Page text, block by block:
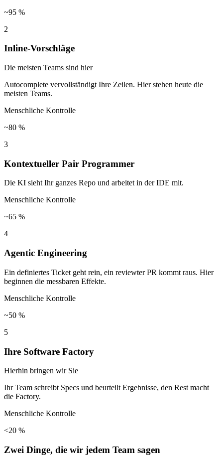
~95 %
2
Inline-Vorschläge
Die meisten Teams sind hier
Autocomplete vervollständigt Ihre Zeilen. Hier stehen heute die
meisten Teams.
Menschliche Kontrolle
~80 %
3
Kontextueller Pair Programmer
Die KI sieht Ihr ganzes Repo und arbeitet in der IDE mit.
Menschliche Kontrolle
~65 %
4
Agentic Engineering
Ein definiertes Ticket geht rein, ein reviewter PR kommt raus. Hier
beginnen die messbaren Effekte.
Menschliche Kontrolle
~50 %
5
Ihre Software Factory
Hierhin bringen wir Sie
Ihr Team schreibt Specs und beurteilt Ergebnisse, den Rest macht
die Factory.
Menschliche Kontrolle
<20 %
Zwei Dinge, die wir jedem Team sagen